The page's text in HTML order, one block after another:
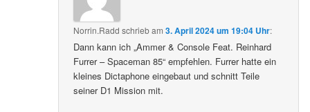
Norrin.Radd schriebam3. April 2024 um 19:04 Uhr:
Dann kann ich „Ammer & Console Feat. Reinhard
Furrer – Spaceman 85“ empfehlen. Furrer hatte ein
kleines Dictaphone eingebaut und schnitt Teile
seiner D1 Mission mit.